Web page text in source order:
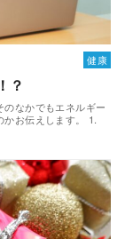
健康
？
なかでもエネルギー
お伝えします。 1.